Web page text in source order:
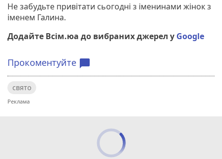
Не забудьте привітати сьогодні з іменинами жінок з
іменем Галина.
Додайте Всім.юа до вибраних джерел у Google
Прокоментуйте chat_bubble
свято